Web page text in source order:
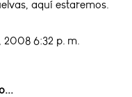
aquí estaremos.
2008 6:32 p. m.